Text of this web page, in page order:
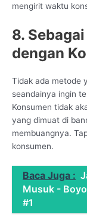
mengirit waktu
8.
dengan
Tidak ada metode
seandainya ingin
Konsumen tidak
yang dimuat di
membuangnya.
konsumen.
Baca Juga :
Musuk -
#1